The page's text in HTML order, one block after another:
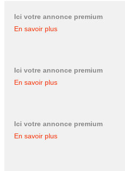
Ici votre annonce premium
En savoir plus
Ici votre annonce premium
En savoir plus
Ici votre annonce premium
En savoir plus